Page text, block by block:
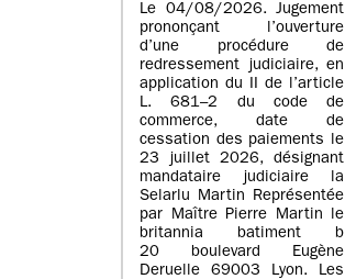
Le 04/08/2026. Jugement
prononçant l’ouverture
d’une procédure de
redressement judiciaire, en
application du II de l’article
L. 681–2 du code de
commerce, date de
cessation des paiements le
23 juillet 2026, désignant
mandataire judiciaire la
Selarlu Martin Représentée
par Maître Pierre Martin le
britannia batiment b
20 boulevard Eugène
Deruelle 69003 Lyon. Les